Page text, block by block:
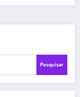
Pesquisar